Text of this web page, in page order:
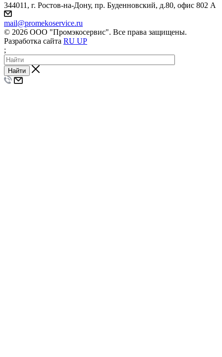
344011, г. Ростов-на-Дону, пр. Буденновский, д.80, офис 802 А
mail@promekoservice.ru
© 2026 ООО "Промэкосервис". Все права защищены.
Разработка сайта RU UP
;
Найти